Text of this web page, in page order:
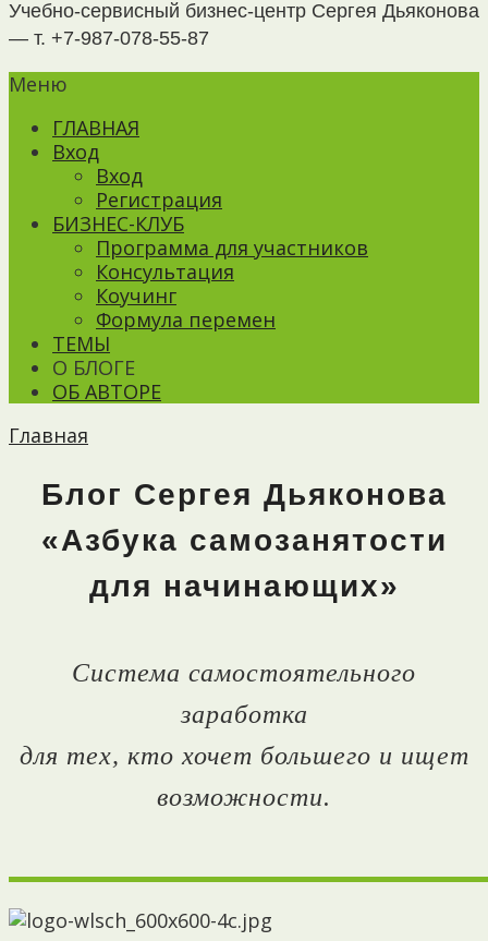
Учебно-сервисный бизнес-центр Сергея Дьяконова
— т. +7-987-078-55-87
Меню
ГЛАВНАЯ
Вход
Вход
Регистрация
БИЗНЕС-КЛУБ
Программа для участников
Консультация
Коучинг
Формула перемен
ТЕМЫ
О БЛОГЕ
ОБ АВТОРЕ
Главная
Блог Сергея Дьяконова
«Азбука самозанятости
для начинающих»
Система самостоятельного
заработка
для тех, кто хочет большего и ищет
возможности.